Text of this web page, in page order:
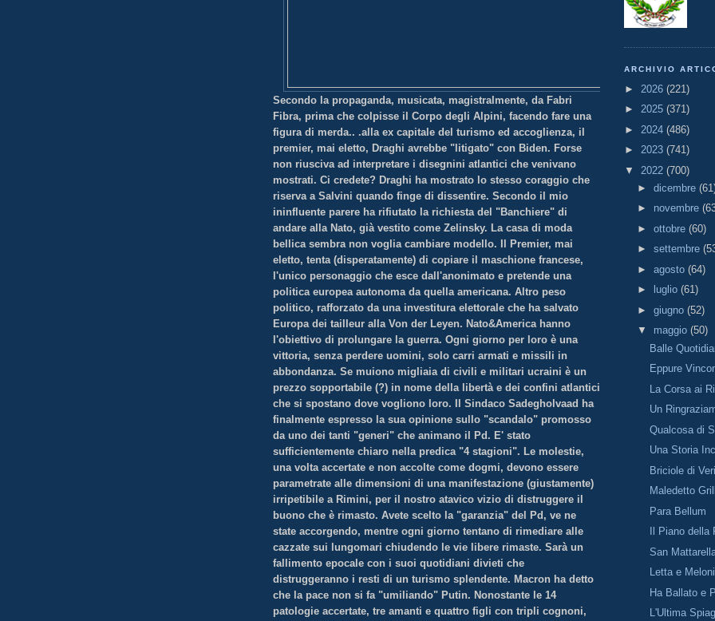
Secondo la propaganda, musicata, magistralmente, da Fabri
Fibra, prima che colpisse il Corpo degli Alpini, facendo fare una
figura di merda.. .alla ex capitale del turismo ed accoglienza, il
premier, mai eletto, Draghi avrebbe "litigato" con Biden. Forse
non riusciva ad interpretare i disegnini atlantici che venivano
mostrati. Ci credete? Draghi ha mostrato lo stesso coraggio che
riserva a Salvini quando finge di dissentire. Secondo il mio
ininfluente parere ha rifiutato la richiesta del "Banchiere" di
andare alla Nato, già vestito come Zelinsky. La casa di moda
bellica sembra non voglia cambiare modello. Il Premier, mai
eletto, tenta (disperatamente) di copiare il maschione francese,
l'unico personaggio che esce dall'anonimato e pretende una
politica europea autonoma da quella americana. Altro peso
politico, rafforzato da una investitura elettorale che ha salvato
Europa dei tailleur alla Von der Leyen. Nato&America hanno
l'obiettivo di prolungare la guerra. Ogni giorno per loro è una
vittoria, senza perdere uomini, solo carri armati e missili in
abbondanza. Se muiono migliaia di civili e militari ucraini è un
prezzo sopportabile (?) in nome della libertà e dei confini atlantici
che si spostano dove vogliono loro. Il Sindaco Sadegholvaad ha
finalmente espresso la sua opinione sullo "scandalo" promosso
da uno dei tanti "generi" che animano il Pd. E' stato
sufficientemente chiaro nella predica "4 stagioni". Le molestie,
una volta accertate e non accolte come dogmi, devono essere
parametrate alle dimensioni di una manifestazione (giustamente)
irripetibile a Rimini, per il nostro atavico vizio di distruggere il
buono che è rimasto. Avete scelto la "garanzia" del Pd, ve ne
state accorgendo, mentre ogni giorno tentano di rimediare alle
cazzate sui lungomari chiudendo le vie libere rimaste. Sarà un
fallimento epocale con i suoi quotidiani divieti che
distruggeranno i resti di un turismo splendente. Macron ha detto
che la pace non si fa "umiliando" Putin. Nonostante le 14
patologie accertate, tre amanti e quattro figli con tripli cognoni,
ARCHIVIO
► 2026 (221)
► 2025 (371)
► 2024 (486)
► 2023 (741)
▼ 2022 (700)
► dicembre
► novembre
► ottobre (60)
► settembre
► agosto (64)
►
luglio (61)
► giugno (52)
▼ maggio (50)
Balle
Eppure
La Corsa ai
Un
Qualcosa di
Una Storia
Briciole di
Maledetto
Para Bellum
Il Piano della
San
Letta e Meloni
Ha Ballato e
L'Ultima